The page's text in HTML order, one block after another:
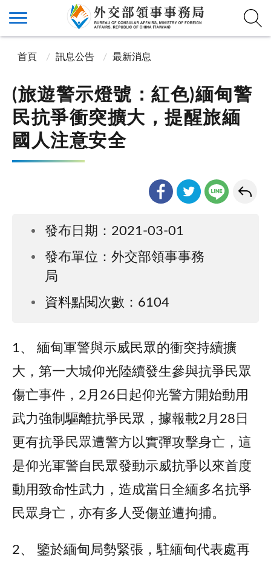
首頁 訊息公告 最新消息
(旅遊警示燈號：紅色)緬甸警
民抗爭衝突擴大，提醒旅緬
國人注意安全
發布日期：2021-03-01
發布單位：外交部領事事務
局
資料點閱次數：6104
1、 緬甸軍警與示威民眾的衝突持續擴
大，第一大城仰光陸續發生參與抗爭民眾
傷亡事件，2月26日起仰光警方開始動用
武力強制驅離抗爭民眾，據報載2月28日
更有抗爭民眾遭警方以實彈攻擊身亡，這
是仰光軍警自民眾發動示威抗爭以來首度
動用致命性武力，造成當日全緬多名抗爭
民眾身亡，亦有多人受傷並遭拘捕。
2、 鑒於緬甸局勢緊張，駐緬甸代表處再